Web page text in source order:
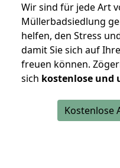
Wir sind für jede Art
Müllerbadsiedlung
helfen, den Stress
damit Sie sich auf
freuen können.
sich kostenlose und
Kostenlose